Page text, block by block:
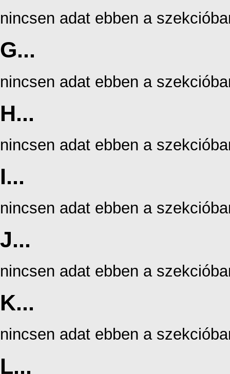
nincsen adat ebben a
G...
nincsen adat ebben a
H...
nincsen adat ebben a
I...
nincsen adat ebben a
J...
nincsen adat ebben a
K...
nincsen adat ebben a
L...